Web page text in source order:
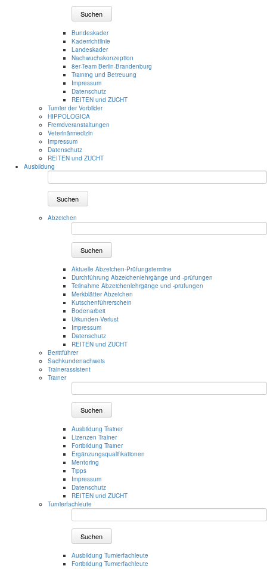
Suchen
Bundeskader
Kaderrichtlinie
Landeskader
Nachwuchskonzeption
8er-Team Berlin-Brandenburg
Training und Betreuung
Impressum
Datenschutz
REITEN und ZUCHT
Turnier der Vorbilder
HIPPOLOGICA
Fremdveranstaltungen
Veterinärmedizin
Impressum
Datenschutz
REITEN und ZUCHT
Ausbildung
Suchen
Abzeichen
Suchen
Aktuelle Abzeichen-Prüfungstermine
Durchführung Abzeichenlehrgänge und -prüfungen
Teilnahme Abzeichenlehrgänge und -prüfungen
Merkblätter Abzeichen
Kutschenführerschein
Bodenarbeit
Urkunden-Verlust
Impressum
Datenschutz
REITEN und ZUCHT
Berittführer
Sachkundenachweis
Trainerassistent
Trainer
Suchen
Ausbildung Trainer
Lizenzen Trainer
Fortbildung Trainer
Ergänzungsqualifikationen
Mentoring
Tipps
Impressum
Datenschutz
REITEN und ZUCHT
Turnierfachleute
Suchen
Ausbildung Turnierfachleute
Fortbildung Turnierfachleute